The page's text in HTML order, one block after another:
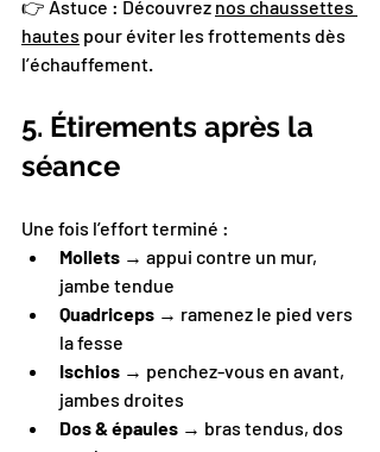
👉 Astuce : Découvrez nos chaussettes
hautes pour éviter les frottements dès
l’échauffement.
5. Étirements après la
séance
Une fois l’effort terminé :
Mollets → appui contre un mur,
jambe tendue
Quadriceps → ramenez le pied vers
la fesse
Ischios → penchez-vous en avant,
jambes droites
Dos & épaules → bras tendus, dos